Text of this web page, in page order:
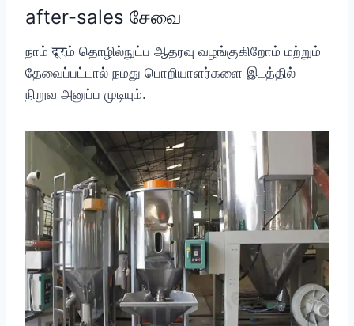
after-sales சேவை
நாம் दूरம் தொழில்நுட்ப ஆதரவு வழங்குகிறோம் மற்றும்
தேவைப்பட்டால் நமது பொறியாளர்களை இடத்தில்
நிறுவ அனுப்ப முடியும்.